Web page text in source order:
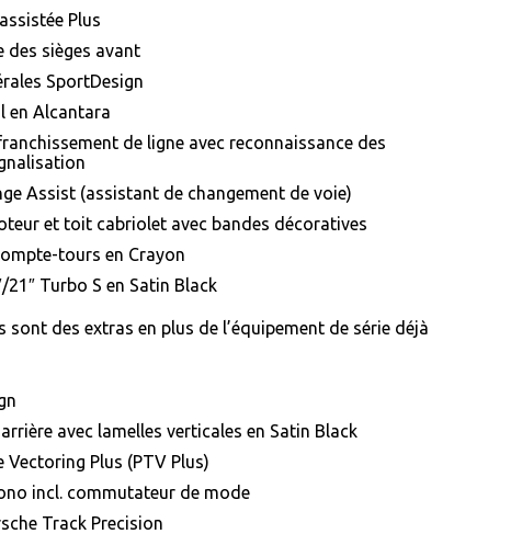
Plus
des sièges avant
SportDesign
en Alcantara
de ligne avec reconnaissance des
Assist (assistant de changement de voie)
et toit cabriolet avec bandes décoratives
tours en Crayon
21″ Turbo S en Satin Black
sont des extras en plus de l’équipement de série déjà
avec lamelles verticales en Satin Black
Vectoring Plus (PTV Plus)
incl. commutateur de mode
Track Precision